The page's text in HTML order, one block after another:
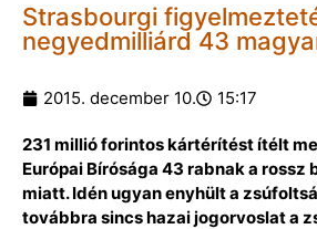
Strasbourgi
negyedmilliárd 43
2015. december 10. 15:17
231 millió forintos kártérítést ítélt
Európai Bírósága 43 rabnak a
miatt. Idén ugyan enyhült a
továbbra sincs hazai jogorvoslat a